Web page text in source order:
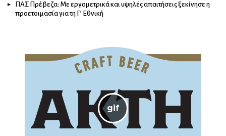
ΠΑΣ Πρέβεζα: Με εργομετρικά και υψηλές απαιτήσεις ξεκίνησε η
προετοιμασία για τη Γ’ Εθνική